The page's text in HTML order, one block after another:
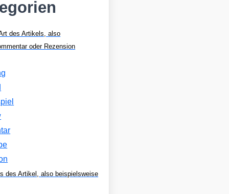
des Artikels, also
oder Rezension
des Artikel, also beispielsweise